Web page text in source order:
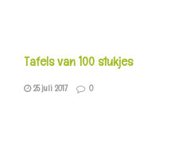
Tafels van 100 stukjes
25 juli 2017 0